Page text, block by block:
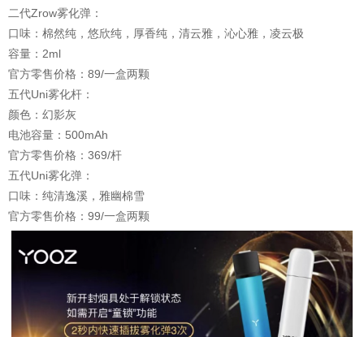
二代Zrow雾化弹：
口味：棉然纯，悠欣纯，厚香纯，清云雅，沁心雅，凌云极
容量：2ml
官方零售价格：89/一盒两颗
五代Uni雾化杆：
颜色：幻影灰
电池容量：500mAh
官方零售价格：369/杆
五代Uni雾化弹：
口味：纯清逸溪，雅幽棉雪
官方零售价格：99/一盒两颗